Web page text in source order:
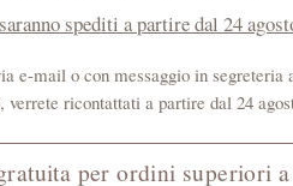
spediti a partire dal 24
e-mail o con messaggio in segreteria
, verrete ricontattati a partire dal 24
per ordini superiori